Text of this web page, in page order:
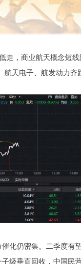
，商业航天概念短线
天电子、航发动力
仍密集。二季度有
级垂直回收，中国民
176.22